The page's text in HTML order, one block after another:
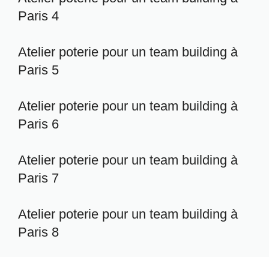
Paris 4
Atelier poterie pour un team building à
Paris 5
Atelier poterie pour un team building à
Paris 6
Atelier poterie pour un team building à
Paris 7
Atelier poterie pour un team building à
Paris 8